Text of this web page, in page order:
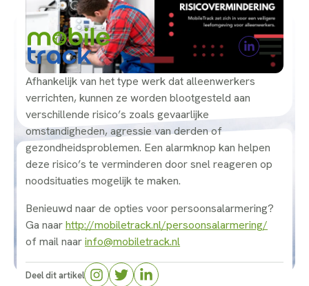
Afhankelijk van het type werk dat alleenwerkers
verrichten, kunnen ze worden blootgesteld aan
verschillende risico’s zoals gevaarlijke
omstandigheden, agressie van derden of
gezondheidsproblemen. Een alarmknop kan helpen
deze risico’s te verminderen door snel reageren op
noodsituaties mogelijk te maken.
Benieuwd naar de opties voor persoonsalarmering?
Ga naarhttp://mobiletrack.nl/persoonsalarmering/
of mail naarinfo@mobiletrack.nl
Deel dit artikel